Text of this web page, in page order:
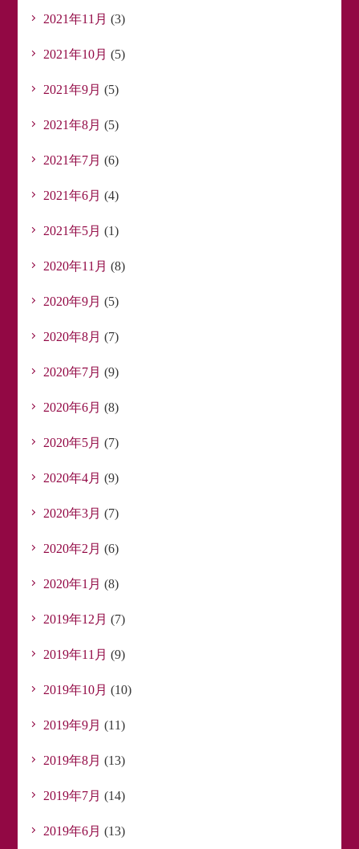
2021年11月 (3)
2021年10月 (5)
2021年9月 (5)
2021年8月 (5)
2021年7月 (6)
2021年6月 (4)
2021年5月 (1)
2020年11月 (8)
2020年9月 (5)
2020年8月 (7)
2020年7月 (9)
2020年6月 (8)
2020年5月 (7)
2020年4月 (9)
2020年3月 (7)
2020年2月 (6)
2020年1月 (8)
2019年12月 (7)
2019年11月 (9)
2019年10月 (10)
2019年9月 (11)
2019年8月 (13)
2019年7月 (14)
2019年6月 (13)